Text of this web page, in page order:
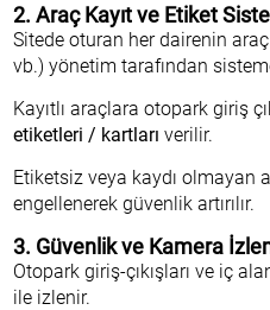
2. Araç Kayıt ve Etiket
Sitede oturan her dairenin
vb.) yönetim tarafından
Kayıtlı araçlara otopark giriş
etiketleri / kartları verilir.
Etiketsiz veya kaydı olmayan
engellenerek güvenlik artırılır.
3. Güvenlik ve Kamera
Otopark giriş-çıkışları ve iç
ile izlenir.